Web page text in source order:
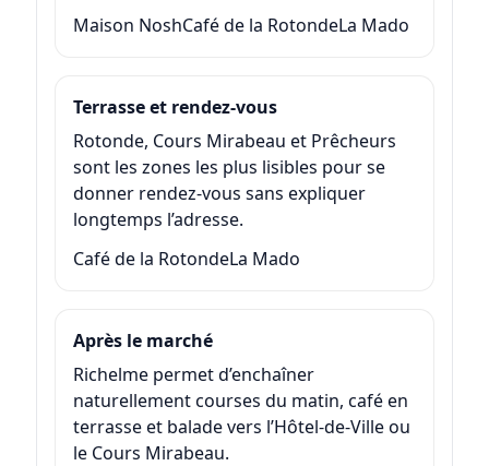
Maison NoshCafé de la RotondeLa Mado
Terrasse et rendez-vous
Rotonde, Cours Mirabeau et Prêcheurs
sont les zones les plus lisibles pour se
donner rendez-vous sans expliquer
longtemps l’adresse.
Café de la RotondeLa Mado
Après le marché
Richelme permet d’enchaîner
naturellement courses du matin, café en
terrasse et balade vers l’Hôtel-de-Ville ou
le Cours Mirabeau.